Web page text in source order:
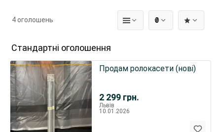
₴
4 оголошень
Стандартні оголошення
2 299 грн.
Продам ролокасети (нові)
Львів
10.01.2026